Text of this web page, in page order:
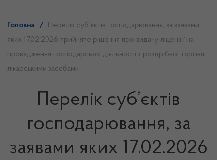
Головна /
Перелік суб’єктів господарювання, за заявами
яких 17.02.2026 прийняте рішення про видачу ліцензії на
провадження господарської діяльності з роздрібної торгівлі
лікарськими засобами
Перелік суб’єктів
господарювання, за
заявами яких 17.02.2026